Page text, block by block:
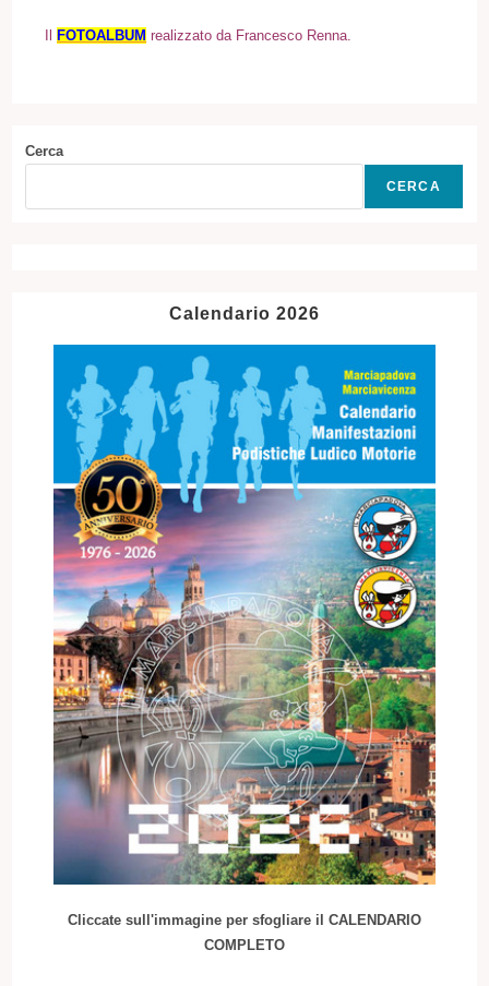
FOTOALBUM realizzato da Francesco Renna.
Cerca
CERCA
Calendario 2026
Cliccate sull'immagine per sfogliare il CALENDARIO
COMPLETO